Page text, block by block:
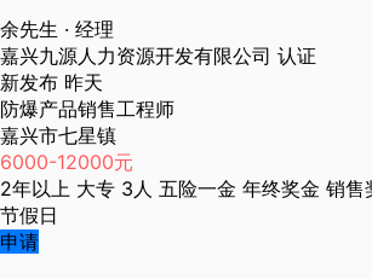
余先生 · 经理
嘉兴九源人力资源开发有限公司 认证
新发布 昨天
防爆产品销售工程师
嘉兴市七星镇
6000-12000元
2年以上 大专 3人 五险一金 年终奖金 销售
节假日
申请